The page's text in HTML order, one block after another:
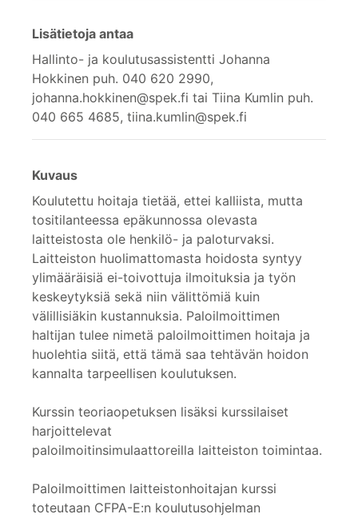
Lisätietoja antaa
Hallinto- ja koulutusassistentti Johanna
Hokkinen puh. 040 620 2990,
johanna.hokkinen@spek.fi tai Tiina Kumlin puh.
040 665 4685, tiina.kumlin@spek.fi
Kuvaus
Koulutettu hoitaja tietää, ettei kalliista, mutta
tositilanteessa epäkunnossa olevasta
laitteistosta ole henkilö- ja paloturvaksi.
Laitteiston huolimattomasta hoidosta syntyy
ylimääräisiä ei-toivottuja ilmoituksia ja työn
keskeytyksiä sekä niin välittömiä kuin
välillisiäkin kustannuksia. Paloilmoittimen
haltijan tulee nimetä paloilmoittimen hoitaja ja
huolehtia siitä, että tämä saa tehtävän hoidon
kannalta tarpeellisen koulutuksen.
Kurssin teoriaopetuksen lisäksi kurssilaiset
harjoittelevat
paloilmoitinsimulaattoreilla laitteiston toimintaa.
Paloilmoittimen laitteistonhoitajan kurssi
toteutaan CFPA-E:n koulutusohjelman